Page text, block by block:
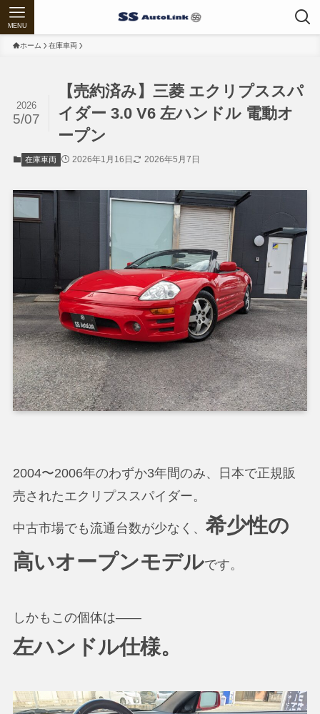
MENU
ホーム 在庫車両
【売約済み】三菱 エクリプススパ
イダー 3.0 V6 左ハンドル 電動オ
ープン
2026
5/07
在庫車両 2026年1月16日 2026年5月7日
2004〜2006年のわずか3年間のみ、日本で正規販
売されたエクリプススパイダー。
中古市場でも流通台数が少なく、 希少性の
高いオープンモデルです。
しかもこの個体は――
左ハンドル仕様。